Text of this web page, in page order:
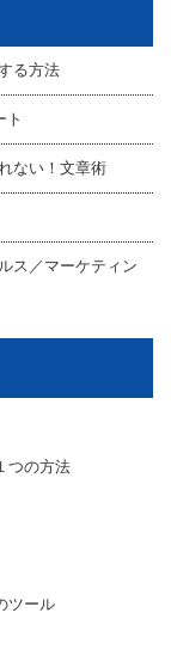
る方法
ト
ない！文章術
ス／マーケティン
つの方法
ツール